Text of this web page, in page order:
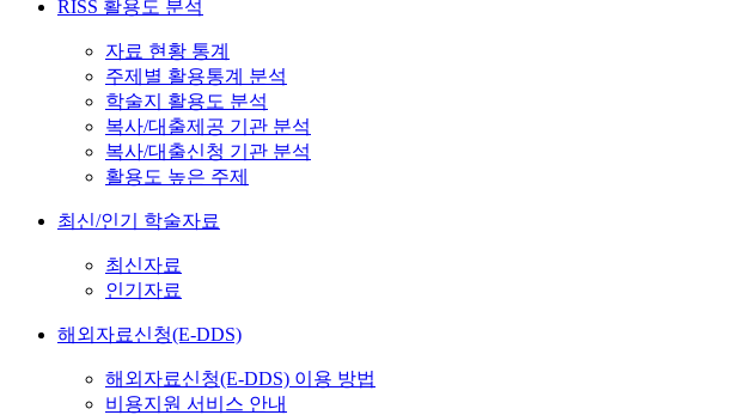
RISS 활용도 분석
자료 현황 통계
주제별 활용통계 분석
학술지 활용도 분석
복사/대출제공 기관 분석
복사/대출신청 기관 분석
활용도 높은 주제
최신/인기 학술자료
최신자료
인기자료
해외자료신청(E-DDS)
해외자료신청(E-DDS) 이용 방법
비용지원 서비스 안내